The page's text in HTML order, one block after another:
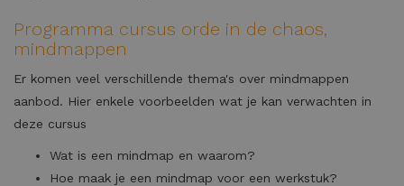
Programma cursus orde in de chaos,
mindmappen
Er komen veel verschillende thema's over mindmappen
aanbod. Hier enkele voorbeelden wat je kan verwachten in
deze cursus
Wat is een mindmap en waarom?
Hoe maak je een mindmap voor een werkstuk?